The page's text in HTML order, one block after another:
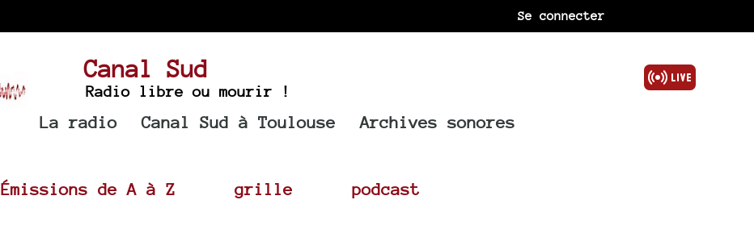
Se connecter
Canal Sud
Radio libre ou mourir !
La radio Canal Sud à Toulouse Archives sonores
Émissions de A à Z grille podcast